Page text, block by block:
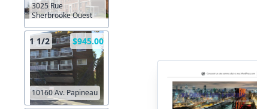
3025 Rue
Sherbrooke Ouest
1 1/2 $945.00
10160 Av. Papineau